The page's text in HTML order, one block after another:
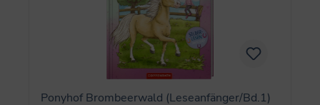
Ponyhof Brombeerwald (Leseanfänger/Bd.1)